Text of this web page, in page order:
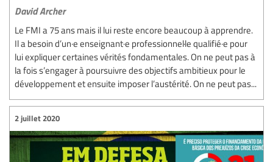
David Archer
Le FMI a 75 ans mais il lui reste encore beaucoup à apprendre.
Il a besoin d’un·e enseignant·e professionnel·le qualifié·e pour
lui expliquer certaines vérités fondamentales. On ne peut pas à
la fois s’engager à poursuivre des objectifs ambitieux pour le
développement et ensuite imposer l’austérité. On ne peut pas...
2 juillet 2020